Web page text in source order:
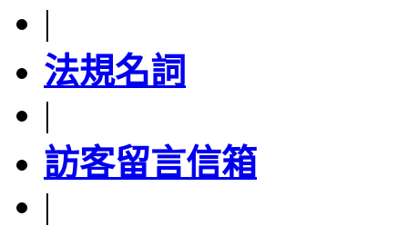
|
法規名詞
|
訪客留言信箱
|